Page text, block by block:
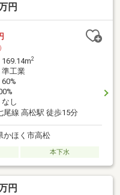
円
169.14m2
準工業
60%
なし
尾線 高松駅 徒歩15分
かほく市高松
本下水
円